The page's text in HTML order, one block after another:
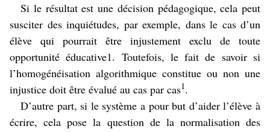
Si le résultat est une décision pédagogique, cela peut
susciter des inquiétudes, par exemple, dans le cas d’un
élève qui pourrait être injustement exclu de toute
opportunité éducative1. Toutefois, le fait de savoir si
l’homogénéisation algorithmique constitue ou non une
injustice doit être évalué au cas par cas1.
D’autre part, si le système a pour but d’aider l’élève à
écrire, cela pose la question de la normalisation des